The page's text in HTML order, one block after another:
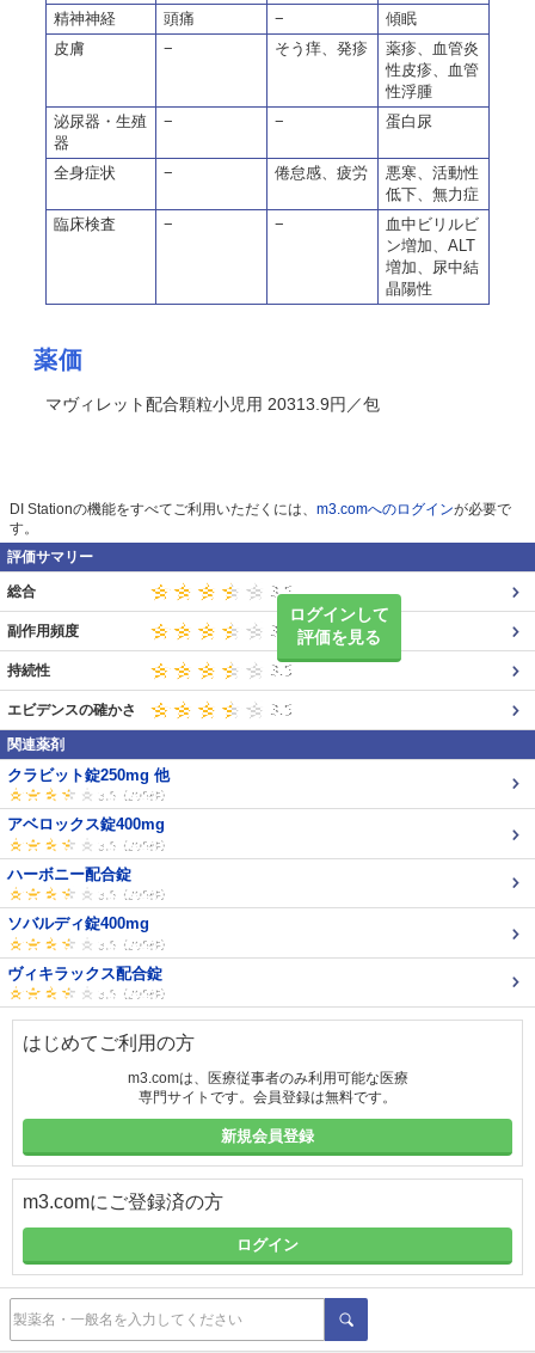
精神神経
頭痛 −
傾眠
皮膚
− そう痒、発疹
薬疹、血管炎
性皮疹、血管
性浮腫
泌尿器・生殖
器
− − 蛋白尿
全身症状 − 倦怠感、疲労
悪寒、活動性
低下、無力症
臨床検査
− −
血中ビリルビ
ン増加、ALT
増加、尿中結
晶陽性
薬価
マヴィレット配合顆粒小児用 20313.9円／包
DI Stationの機能をすべてご利用いただくには、 m3.comへのログインが必要で
す。
評価サマリー
ログインして
評価を見る
総合
副作用頻度
持続性
エビデンスの確かさ
関連薬剤
クラビット錠250mg 他
アベロックス錠400mg
ハーボニー配合錠
ソバルディ錠400mg
ヴィキラックス配合錠
はじめてご利用の方
m3.comは、医療従事者のみ利用可能な医療
専門サイトです。会員登録は無料です。
新規会員登録
m3.comにご登録済の方
ログイン